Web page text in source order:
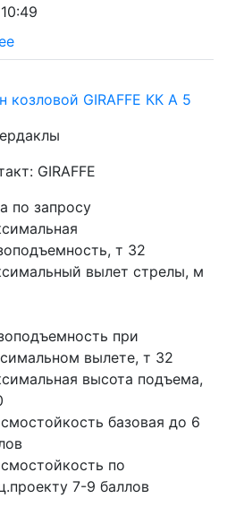
козловой GIRAFFE КК А 5
GIRAFFE
по запросу
т 32
вылет стрелы, м
при
вылете, т 32
высота подъема,
базовая до 6
по
7-9 баллов